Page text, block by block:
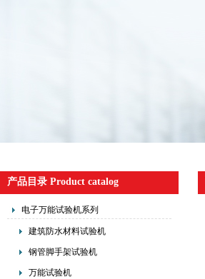
产品目录 Product catalog
电子万能试验机系列
建筑防水材料试验机
钢管脚手架试验机
万能试验机